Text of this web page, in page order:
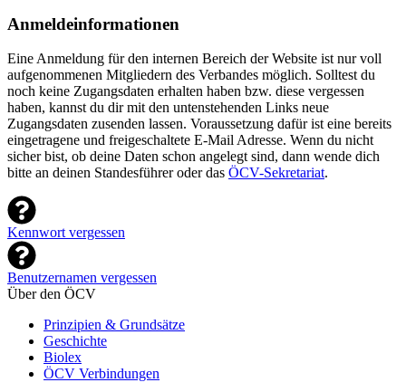
Anmeldeinformationen
Eine Anmeldung für den internen Bereich der Website ist nur voll
aufgenommenen Mitgliedern des Verbandes möglich. Solltest du
noch keine Zugangsdaten erhalten haben bzw. diese vergessen
haben, kannst du dir mit den untenstehenden Links neue
Zugangsdaten zusenden lassen. Voraussetzung dafür ist eine bereits
eingetragene und freigeschaltete E-Mail Adresse. Wenn du nicht
sicher bist, ob deine Daten schon angelegt sind, dann wende dich
bitte an deinen Standesführer oder das ÖCV-Sekretariat.
Kennwort vergessen
Benutzernamen vergessen
Über den ÖCV
Prinzipien & Grundsätze
Geschichte
Biolex
ÖCV Verbindungen